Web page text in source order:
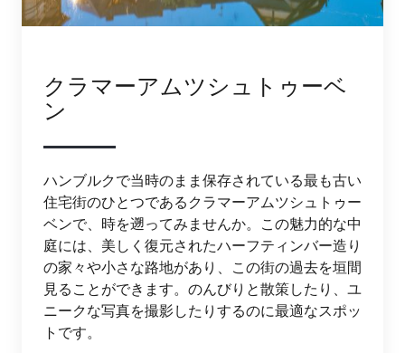
クラマーアムツシュトゥーベ
ン
ハンブルクで当時のまま保存されている最も古い
住宅街のひとつであるクラマーアムツシュトゥー
ベンで、時を遡ってみませんか。この魅力的な中
庭には、美しく復元されたハーフティンバー造り
の家々や小さな路地があり、この街の過去を垣間
見ることができます。のんびりと散策したり、ユ
ニークな写真を撮影したりするのに最適なスポッ
トです。